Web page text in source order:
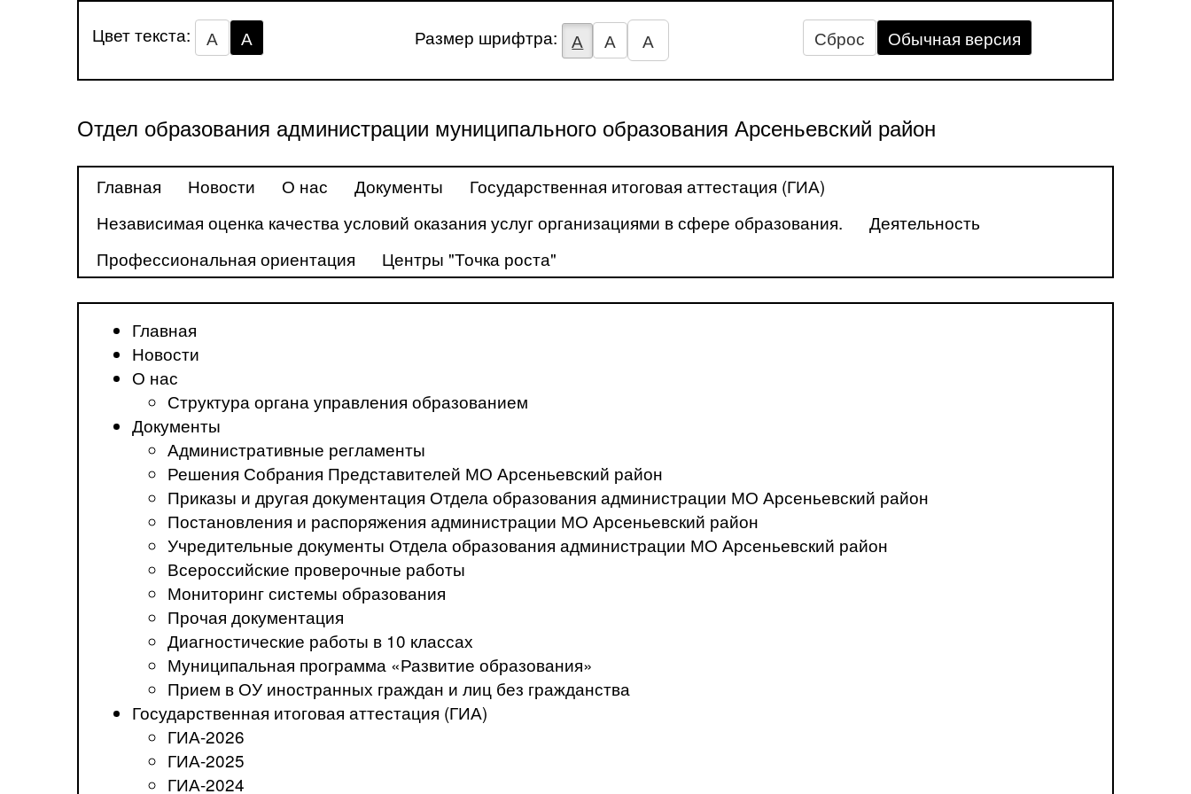
Цвет текста: А А Размер шрифтра: А А А Сброс Обычная версия
Отдел образования администрации муниципального образования Арсеньевский район
Главная Новости О нас Документы
Государственная итоговая аттестация (ГИА)
Независимая оценка качества условий оказания услуг организациями в сфере образования.
Деятельность
Профессиональная ориентация
Центры "Точка роста"
Главная
Новости
О нас
Структура органа управления образованием
Документы
Административные регламенты
Решения Собрания Представителей МО Арсеньевский район
Приказы и другая документация Отдела образования администрации МО Арсеньевский район
Постановления и распоряжения администрации МО Арсеньевский район
Учредительные документы Отдела образования администрации МО Арсеньевский район
Всероссийские проверочные работы
Мониторинг системы образования
Прочая документация
Диагностические работы в 10 классах
Муниципальная программа «Развитие образования»
Прием в ОУ иностранных граждан и лиц без гражданства
Государственная итоговая аттестация (ГИА)
ГИА-2026
ГИА-2025
ГИА-2024